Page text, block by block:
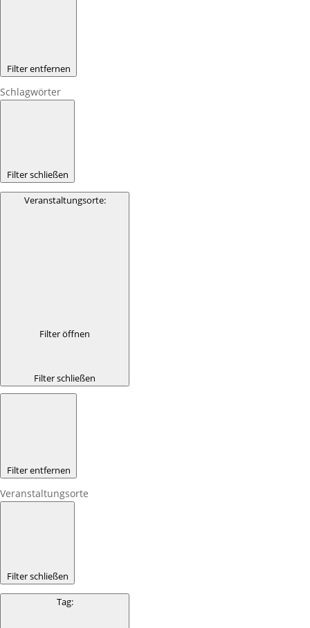
Filter entfernen
Schlagwörter
Filter schließen
Veranstaltungsorte:
Filter öffnen
Filter schließen
Filter entfernen
Veranstaltungsorte
Filter schließen
Tag: